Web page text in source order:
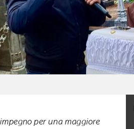
per una maggiore